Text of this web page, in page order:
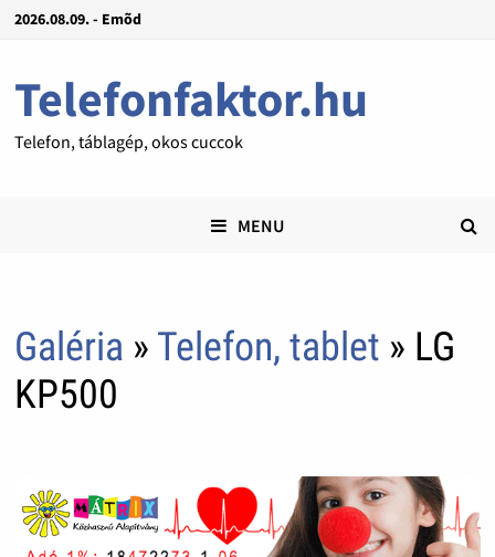
2026.08.09. - Emõd
Telefonfaktor.hu
Telefon, táblagép, okos cuccok
MENU
Galéria » Telefon, tablet » LG
KP500